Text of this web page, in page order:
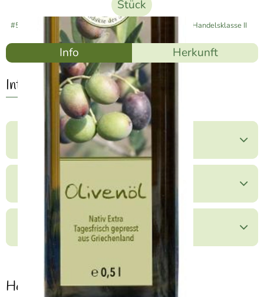
Stück
#55215 14,99 €/ Stück 29,98 €/ l Handelsklasse II
Info Herkunft
Info
Produktinformationen
Zutaten
Produktdatenblatt
Herkunft